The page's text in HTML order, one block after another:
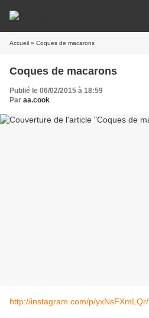
Accueil » Coques de macarons
Coques de macarons
Publié le 06/02/2015 à 18:59
Par aa.cook
http://instagram.com/p/yxNsFXmLQr/